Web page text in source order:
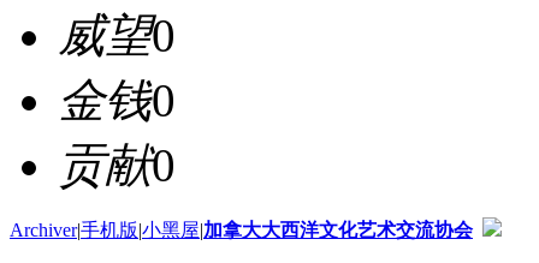
威望0
金钱0
贡献0
Archiver|手机版|小黑屋|加拿大大西洋文化艺术交流协会